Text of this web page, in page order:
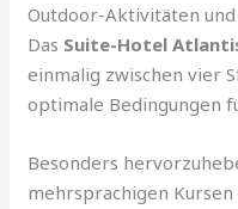
Outdoor-Aktivitäten
Das Suite-Hotel
einmalig zwischen vier
optimale Bedingungen
Besonders
mehrsprachigen